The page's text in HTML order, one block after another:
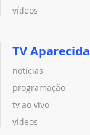
vídeos
TV Aparecida
notícias
programação
tv ao vivo
vídeos